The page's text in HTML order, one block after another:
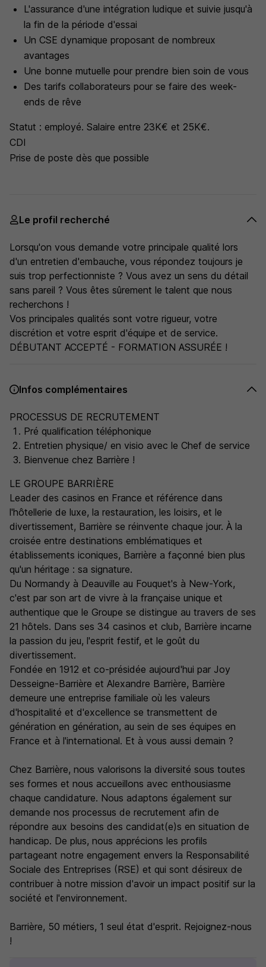
L'assurance d'une intégration ludique et suivie jusqu'à
la fin de la période d'essai
Un CSE dynamique proposant de nombreux
avantages
Une bonne mutuelle pour prendre bien soin de vous
Des tarifs collaborateurs pour se faire des week-
ends de rêve
Statut : employé. Salaire entre 23K€ et 25K€.
CDI
Prise de poste dès que possible
Le profil recherché
Lorsqu'on vous demande votre principale qualité lors
d'un entretien d'embauche, vous répondez toujours je
suis trop perfectionniste ? Vous avez un sens du détail
sans pareil ? Vous êtes sûrement le talent que nous
recherchons !
Vos principales qualités sont votre rigueur, votre
discrétion et votre esprit d'équipe et de service.
DÉBUTANT ACCEPTÉ - FORMATION ASSURÉE !
Infos complémentaires
PROCESSUS DE RECRUTEMENT
Pré qualification téléphonique
Entretien physique/ en visio avec le Chef de service
Bienvenue chez Barrière !
LE GROUPE BARRIÈRE
Leader des casinos en France et référence dans
l'hôtellerie de luxe, la restauration, les loisirs, et le
divertissement, Barrière se réinvente chaque jour. À la
croisée entre destinations emblématiques et
établissements iconiques, Barrière a façonné bien plus
qu'un héritage : sa signature.
Du Normandy à Deauville au Fouquet's à New-York,
c'est par son art de vivre à la française unique et
authentique que le Groupe se distingue au travers de ses
21 hôtels. Dans ses 34 casinos et club, Barrière incarne
la passion du jeu, l'esprit festif, et le goût du
divertissement.
Fondée en 1912 et co-présidée aujourd'hui par Joy
Desseigne-Barrière et Alexandre Barrière, Barrière
demeure une entreprise familiale où les valeurs
d'hospitalité et d'excellence se transmettent de
génération en génération, au sein de ses équipes en
France et à l'international. Et à vous aussi demain ?
Chez Barrière, nous valorisons la diversité sous toutes
ses formes et nous accueillons avec enthousiasme
chaque candidature. Nous adaptons également sur
demande nos processus de recrutement afin de
répondre aux besoins des candidat(e)s en situation de
handicap. De plus, nous apprécions les profils
partageant notre engagement envers la Responsabilité
Sociale des Entreprises (RSE) et qui sont désireux de
contribuer à notre mission d'avoir un impact positif sur la
société et l'environnement.
Barrière, 50 métiers, 1 seul état d'esprit. Rejoignez-nous
!